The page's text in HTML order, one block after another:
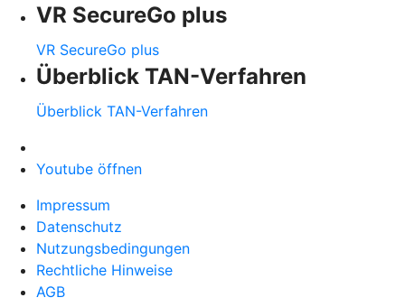
VR SecureGo plus
VR SecureGo plus
Überblick TAN-Verfahren
Überblick TAN-Verfahren
Youtube öffnen
Impressum
Datenschutz
Nutzungsbedingungen
Rechtliche Hinweise
AGB